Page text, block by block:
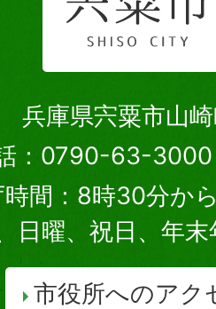
庫県宍粟市山崎
：0790-63-3000
時間：8時30分か
日曜、祝日、年
市役所へのアク